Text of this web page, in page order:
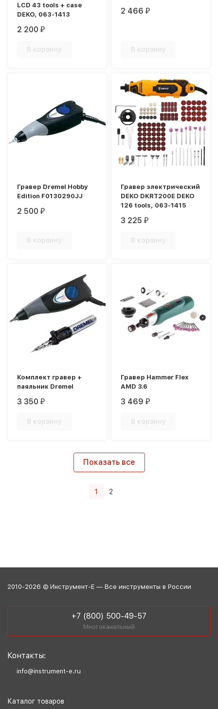
LCD 43 tools + case
DEKO, 063-1413
2 200₽
В корзину
2 466₽
В корзину
Гравер Dremel Hobby
Edition F0130290JJ
2 500₽
В корзину
Гравер электрический
DEKO DKRT200E DEKO
126 tools, 063-1415
3 225₽
В корзину
Комплект гравер +
паяльник Dremel
3 350₽
В корзину
Гравер Hammer Flex
AMD 3.6
3 469₽
В корзину
Показать все
1 2
2010-2026 © Инструмент-Е — Все инструменты в России
+7 (800) 500-49-57
Многоканальный
Контакты:
info@instrument-e.ru
Каталог товаров